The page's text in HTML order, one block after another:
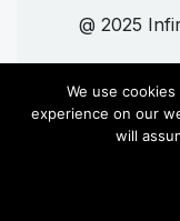
@ 2025
Connect
We use
experience on our
will